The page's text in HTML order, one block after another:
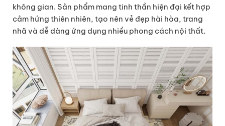
không gian. Sản phẩm mang tinh thần hiện đại kết hợp
cảm hứng thiên nhiên, tạo nên vẻ đẹp hài hòa, trang
nhã và dễ dàng ứng dụng nhiều phong cách nội thất.